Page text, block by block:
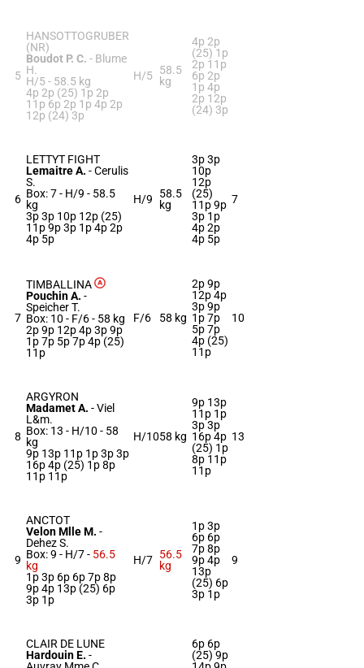
5
HANSOTTOGRUBER
(NR)
Boudot P. C. - Blume
H.
H/5 - 58.5 kg
4p 2p (25) 1p 2p
11p 6p 2p 1p 4p 2p
12p (24) 3p
H/5
58.5
kg
4p 2p
(25) 1p
2p 11p
6p 2p
1p 4p
2p 12p
(24) 3p
6
LETTYT FIGHT
Lemaitre A. -Cerulis
S.
Box: 7 - H/9 - 58.5
kg
3p 3p 10p 12p (25)
11p 9p 3p 1p 4p 2p
4p 5p
H/9
58.5
kg
3p 3p
10p
12p
(25)
11p 9p
3p 1p
4p 2p
4p 5p
7
7
TIMBALLINA
Pouchin A. -
Speicher T.
Box: 10 - F/6 - 58 kg
2p 9p 12p 4p 3p 9p
1p 7p 5p 7p 4p (25)
11p
F/6 58 kg
2p 9p
12p 4p
3p 9p
1p 7p
5p 7p
4p (25)
11p
10
8
ARGYRON
Madamet A. -Viel
L&m.
Box: 13 - H/10 - 58
kg
9p 13p 11p 1p 3p 3p
16p 4p (25) 1p 8p
11p 11p
H/1058 kg
9p 13p
11p 1p
3p 3p
16p 4p
(25) 1p
8p 11p
11p
13
9
ANCTOT
Velon Mlle M. -
Dehez S.
Box: 9 - H/7 - 56.5
kg
1p 3p 6p 6p 7p 8p
9p 4p 13p (25) 6p
3p 1p
H/7 56.5
kg
1p 3p
6p 6p
7p 8p
9p 4p
13p
(25) 6p
3p 1p
9
CLAIR DE LUNE
Hardouin E. -
6p 6p
(25) 9p